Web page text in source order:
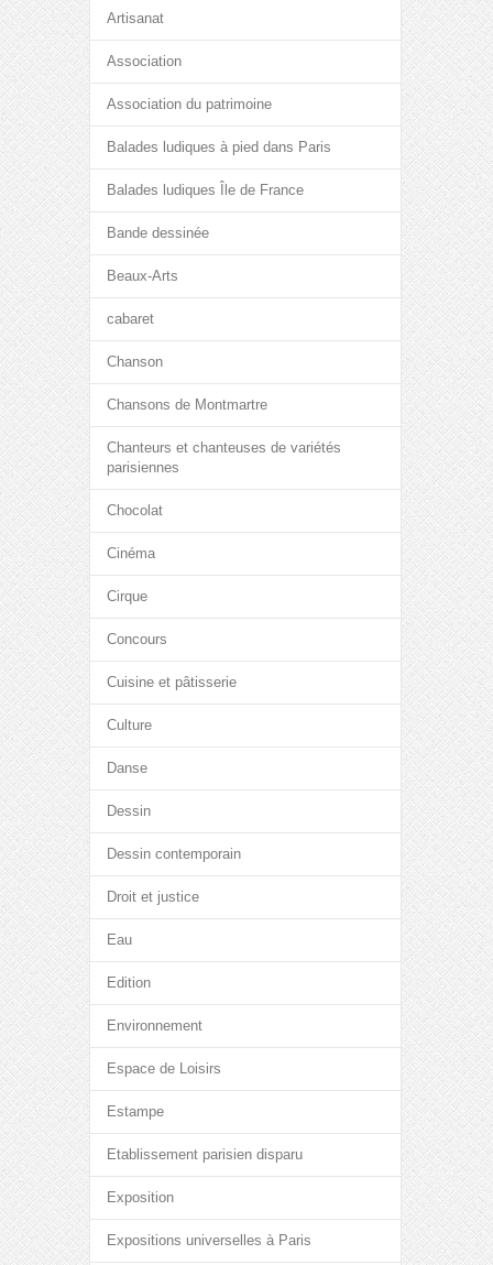
Artisanat
Association
Association du patrimoine
Balades ludiques à pied dans Paris
Balades ludiques Île de France
Bande dessinée
Beaux-Arts
cabaret
Chanson
Chansons de Montmartre
Chanteurs et chanteuses de variétés
parisiennes
Chocolat
Cinéma
Cirque
Concours
Cuisine et pâtisserie
Culture
Danse
Dessin
Dessin contemporain
Droit et justice
Eau
Edition
Environnement
Espace de Loisirs
Estampe
Etablissement parisien disparu
Exposition
Expositions universelles à Paris